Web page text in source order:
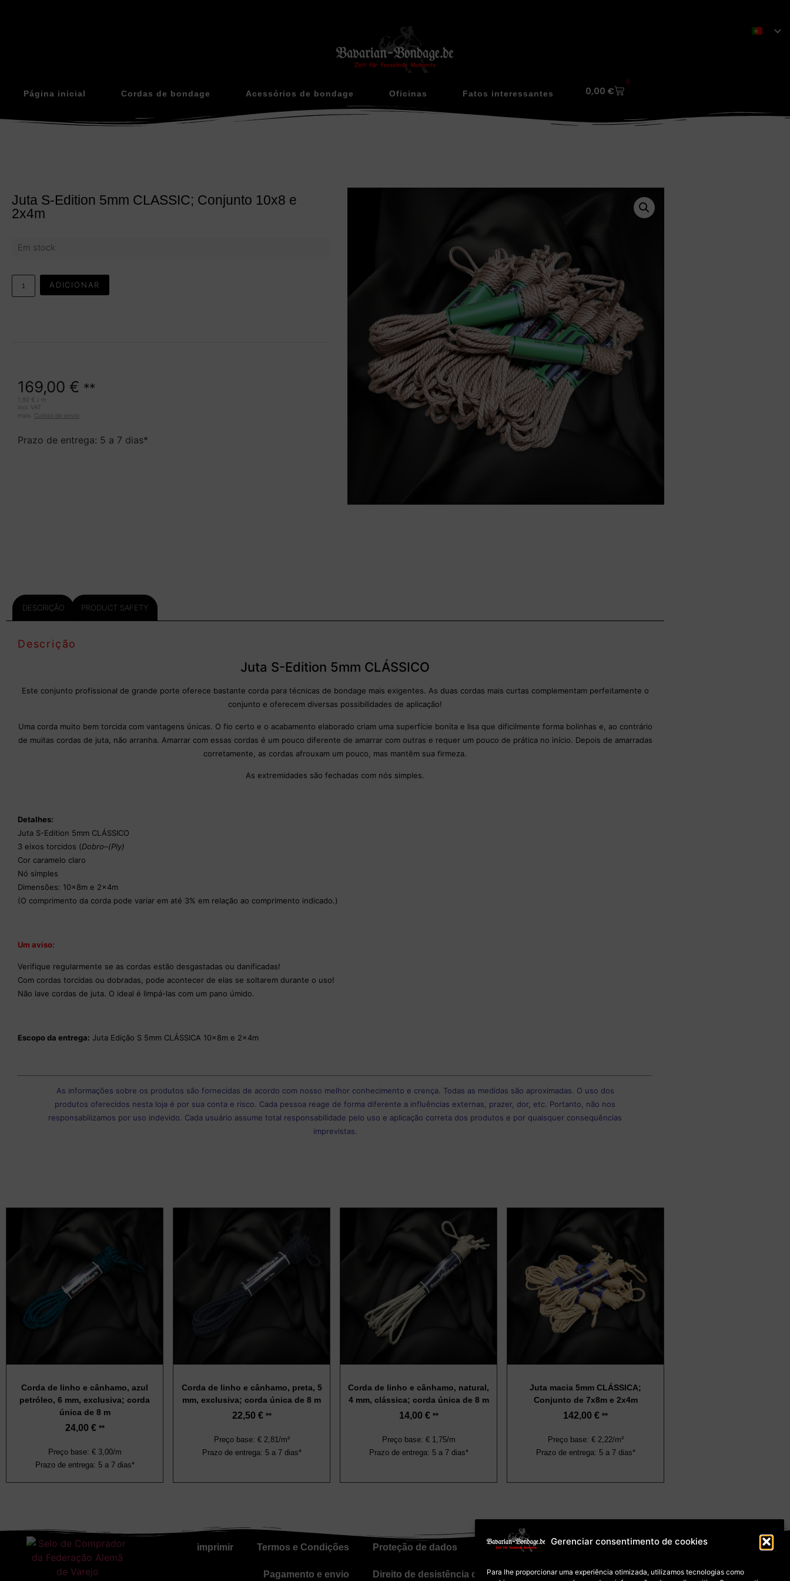
Gerenciar consentimento de cookies
Para lhe proporcionar uma experiência otimizada, utilizamos tecnologias como
Página inicial Cordas de bondage Acessórios de bondage Oficinas Fatos interessantes 0,00 €
0
Juta S-Edition 5mm CLASSIC; Conjunto 10x8 e
2x4m
Em stock
ADICIONAR
169,00 € **
1,92 €
m
incl. VAT
mais. Custos de envio
Prazo de entrega: 5 a 7 dias*
DESCRIÇÃO PRODUCT SAFETY
Descrição
Juta S-Edition 5mm CLÁSSICO
Este conjunto profissional de grande porte oferece bastante corda para técnicas de bondage mais exigentes. As duas cordas mais curtas complementam perfeitamente o
conjunto e oferecem diversas possibilidades de aplicação!
Uma corda muito bem torcida com vantagens únicas. O fio certo e o acabamento elaborado criam uma superfície bonita e lisa que dificilmente forma bolinhas e, ao contrário
de muitas cordas de juta, não arranha. Amarrar com essas cordas é um pouco diferente de amarrar com outras e requer um pouco de prática no início. Depois de amarradas
corretamente, as cordas afrouxam um pouco, mas mantêm sua firmeza.
As extremidades são fechadas com nós simples.
Detalhes:
Juta S-Edition 5mm CLÁSSICO
3 eixos torcidos (Dobro–(Ply)
Cor caramelo claro
Nó simples
Dimensões: 10x8m e 2x4m
(O comprimento da corda pode variar em até 3% em relação ao comprimento indicado.)
Um aviso:
Verifique regularmente se as cordas estão desgastadas ou danificadas!
Com cordas torcidas ou dobradas, pode acontecer de elas se soltarem durante o uso!
Não lave cordas de juta. O ideal é limpá-las com um pano úmido.
Escopo da entrega: Juta Edição S 5mm CLÁSSICA 10x8m e 2x4m
As informações sobre os produtos são fornecidas de acordo com nosso melhor conhecimento e crença. Todas as medidas são aproximadas. O uso dos
produtos oferecidos nesta loja é por sua conta e risco. Cada pessoa reage de forma diferente a influências externas, prazer, dor, etc. Portanto, não nos
responsabilizamos por uso indevido. Cada usuário assume total responsabilidade pelo uso e aplicação correta dos produtos e por quaisquer consequências
imprevistas.
Corda de linho e cânhamo, azul
petróleo, 6 mm, exclusiva; corda
única de 8 m
24,00 € **
Preço base: € 3,00/m
Prazo de entrega: 5 a 7 dias*
Corda de linho e cânhamo, preta, 5
mm, exclusiva; corda única de 8 m
22,50 € **
Preço base: € 2,81/m²
Prazo de entrega: 5 a 7 dias*
Corda de linho e cânhamo, natural,
4 mm, clássica; corda única de 8 m
14,00 € **
Preço base: € 1,75/m
Prazo de entrega: 5 a 7 dias*
Juta macia 5mm CLÁSSICA;
Conjunto de 7x8m e 2x4m
142,00 € **
Preço base: € 2,22/m²
Prazo de entrega: 5 a 7 dias*
imprimir Termos e Condições Proteção de dados Política de Cookies (UE)
Pagamento e envio Direito de desistência dos cursos